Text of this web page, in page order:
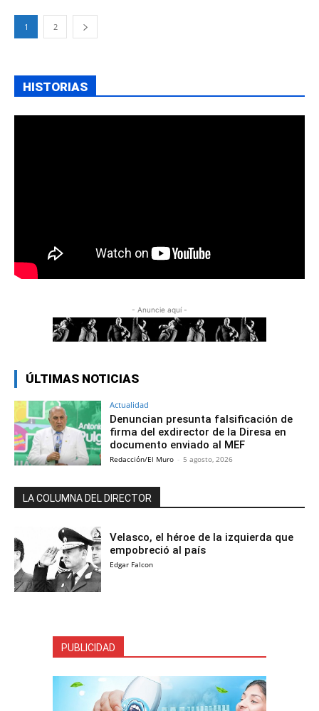
1 2
HISTORIAS
- Anuncie aquí -
ÚLTIMAS NOTICIAS
Actualidad
Denuncian presunta falsificación de
firma del exdirector de la Diresa en
documento enviado al MEF
Redacción/El Muro - 5 agosto, 2026
LA COLUMNA DEL DIRECTOR
Velasco, el héroe de la izquierda que
empobreció al país
Edgar Falcon
PUBLICIDAD